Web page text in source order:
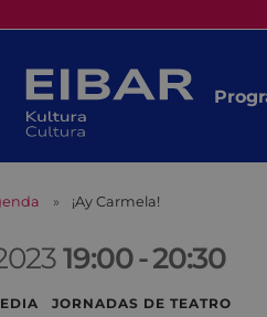
¡Ay Carmela!
19:00-20:30
JORNADAS DE TEATRO